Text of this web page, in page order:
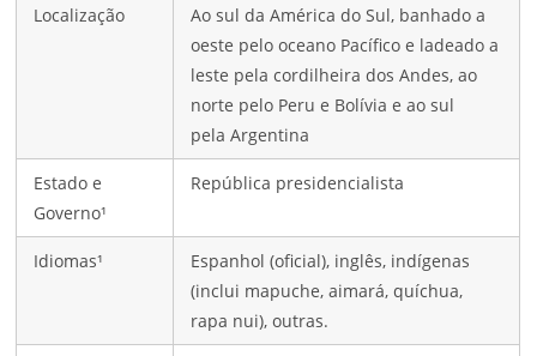
Localização
Ao sul da América do Sul, banhado a
oeste pelo oceano Pacífico e ladeado a
leste pela cordilheira dos Andes, ao
norte pelo Peru e Bolívia e ao sul
pela Argentina
Estado e
Governo¹
República presidencialista
Idiomas¹
Espanhol (oficial), inglês, indígenas
(inclui mapuche, aimará, quíchua,
rapa nui), outras.